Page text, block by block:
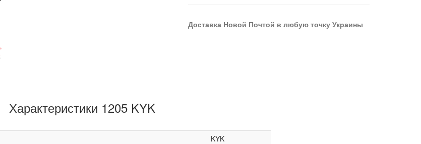
Доставка Новой Почтой в любую точку Украины
Характеристики 1205 KYK
KYK